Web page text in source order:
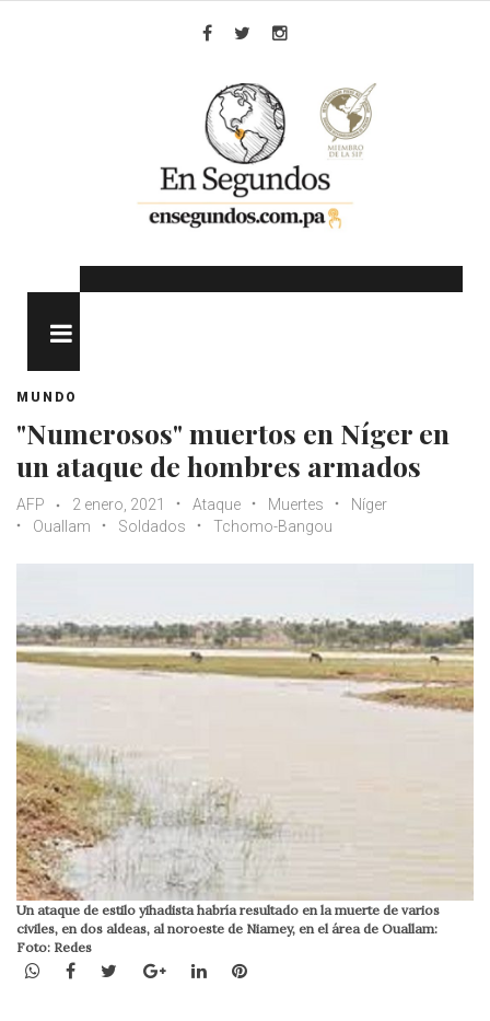
MUNDO
"Numerosos" muertos en Níger en
un ataque de hombres armados
AFP 2 enero, 2021 Ataque Muertes
Níger
Ouallam
Soldados Tchomo-Bangou
Un ataque de estilo yihadista habría resultado en la muerte de varios
civiles, en dos aldeas, al noroeste de Niamey, en el área de Ouallam:
Foto: Redes
WhatsApp
Facebook
TwitterGoogle+LinkedInPinterest